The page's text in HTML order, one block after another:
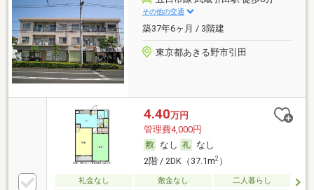
その他の交通
築37年6ヶ月 / 3階建
東京都あきる野市引田
4.40万円
管理費4,000円
なし
なし
2階 / 2DK（37.1m2）
礼金なし 敷金なし 二人暮らし